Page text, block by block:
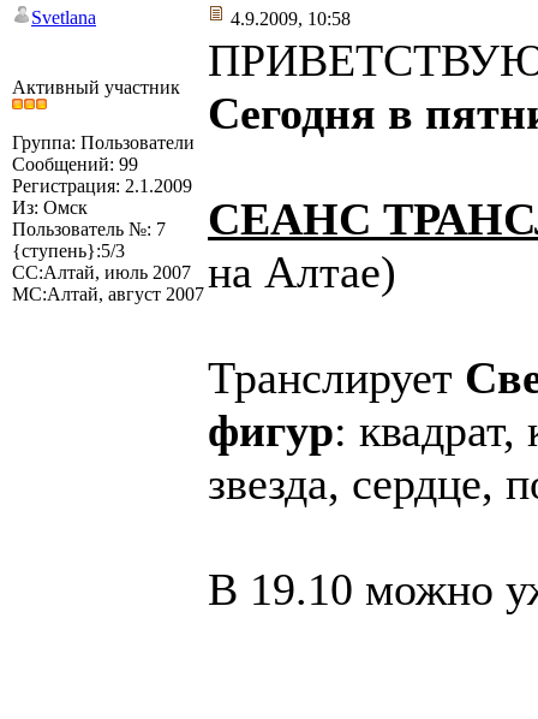
Svetlana 4.9.2009, 10:58
Активный участник
Группа: Пользователи
Сообщений: 99
Регистрация: 2.1.2009
Из: Омск
Пользователь №: 7
{ступень}:5/3
СС:Алтай, июль 2007
МС:Алтай, август 2007
Сегодня в
СЕАНС
на Алтае)
Транслирует
фигур: квадрат,
звезда, сердце,
В 19.10 можно